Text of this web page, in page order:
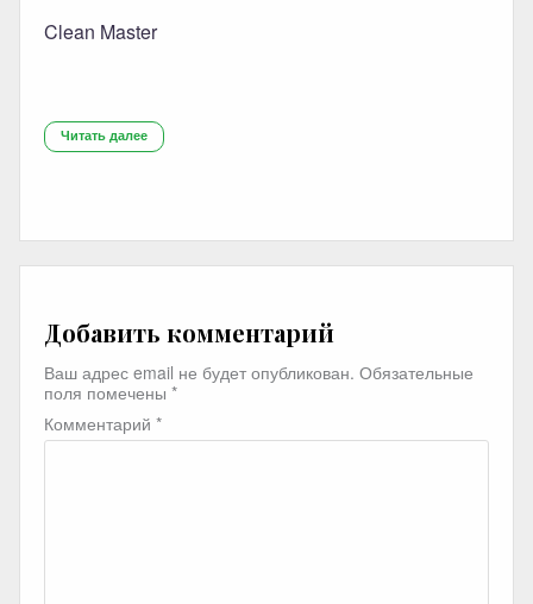
Clean Master
Читать далее
Добавить комментарий
Ваш адрес email не будет опубликован. Обязательные
поля помечены *
Комментарий *